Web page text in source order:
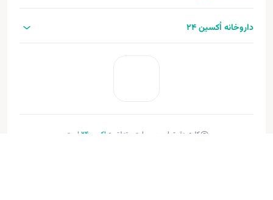
داروخانه اُکسین 24
کلیه حقوق این وب‌سایت متعلق به اکسین‌24
است.